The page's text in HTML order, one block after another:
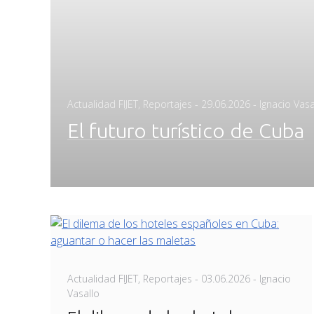
Actualidad FIJET, Reportajes - Posted
29.06.2026 - Ignacio
El futuro turístico de Cuba
Actualidad FIJET, Reportajes - Posted
03.06.2026 - Ignacio
Vasallo